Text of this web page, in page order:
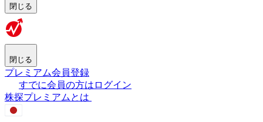
閉じる
閉じる
プレミアム会員登録
すでに会員の方はログイン
株探プレミアムとは